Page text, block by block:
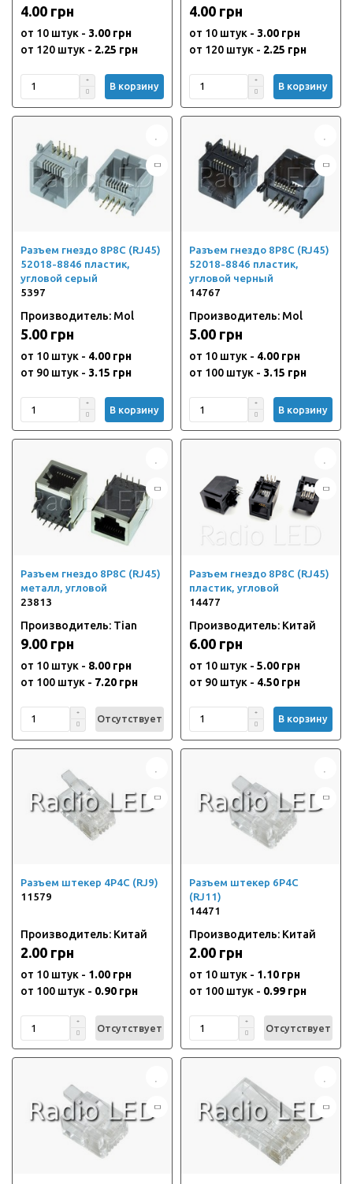
4.00 грн
от 10 штук - 3.00 грн
от 120 штук - 2.25 грн
В корзину
4.00 грн
от 10 штук - 3.00 грн
от 120 штук - 2.25 грн
В корзину
Разъем гнездо 8P8C (RJ45)
52018-8846 пластик,
угловой серый
5397
Производитель: Mol
5.00 грн
от 10 штук - 4.00 грн
от 90 штук - 3.15 грн
В корзину
Разъем гнездо 8P8C (RJ45)
52018-8846 пластик,
угловой черный
14767
Производитель: Mol
5.00 грн
от 10 штук - 4.00 грн
от 100 штук - 3.15 грн
В корзину
Разъем гнездо 8P8C (RJ45)
металл, угловой
23813
Производитель: Tian
9.00 грн
от 10 штук - 8.00 грн
от 100 штук - 7.20 грн
Отсутствует
Разъем гнездо 8P8C (RJ45)
пластик, угловой
14477
Производитель: Китай
6.00 грн
от 10 штук - 5.00 грн
от 90 штук - 4.50 грн
В корзину
Разъем штекер 4P4C (RJ9)
11579
Производитель: Китай
2.00 грн
от 10 штук - 1.00 грн
от 100 штук - 0.90 грн
Отсутствует
Разъем штекер 6P4C
(RJ11)
14471
Производитель: Китай
2.00 грн
от 10 штук - 1.10 грн
от 100 штук - 0.99 грн
Отсутствует